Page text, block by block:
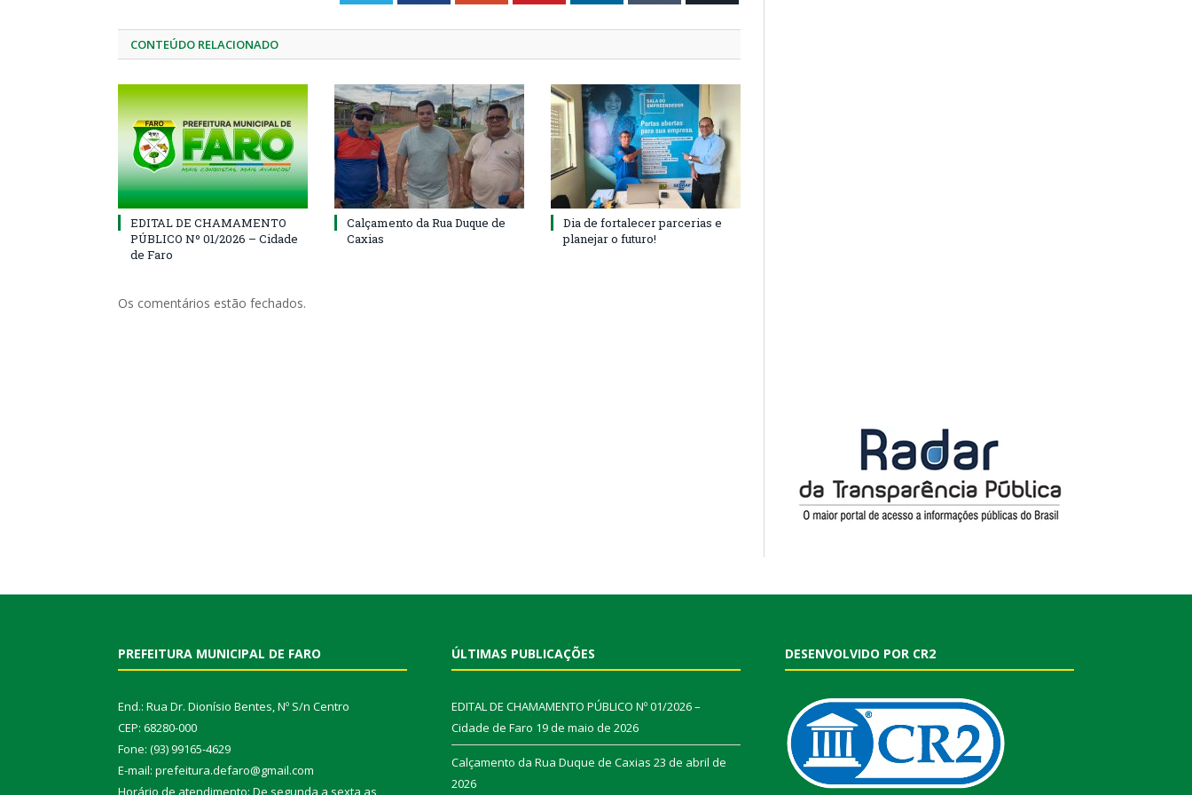
CONTEÚDO RELACIONADO
EDITAL DE CHAMAMENTO
PÚBLICO Nº 01/2026 – Cidade
de Faro
Calçamento da Rua Duque de
Caxias
Dia de fortalecer parcerias e
planejar o futuro!
Os comentários estão fechados.
PREFEITURA MUNICIPAL DE FARO
End.: Rua Dr. Dionísio Bentes, Nº S/n Centro
CEP: 68280-000
Fone: (93) 99165-4629
E-mail: prefeitura.defaro@gmail.com
Horário de atendimento: De segunda a sexta as
ÚLTIMAS PUBLICAÇÕES
EDITAL DE CHAMAMENTO PÚBLICO Nº 01/2026 –
Cidade de Faro 19 de maio de 2026
Calçamento da Rua Duque de Caxias 23 de abril de
2026
DESENVOLVIDO POR CR2